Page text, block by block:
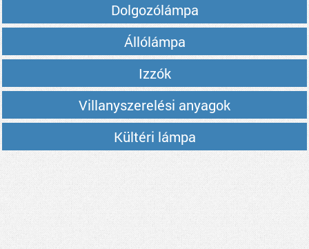
Dolgozólámpa
Állólámpa
Izzók
Villanyszerelési anyagok
Kültéri lámpa